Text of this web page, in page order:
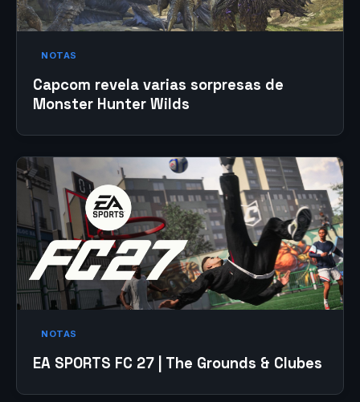
NOTAS
Capcom revela varias sorpresas de
Monster Hunter Wilds
NOTAS
EA SPORTS FC 27 | The Grounds & Clubes